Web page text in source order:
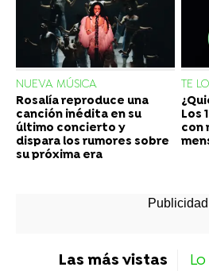
NUEVA MÚSICA
Rosalía reproduce una
canción inédita en su
último concierto y
dispara los rumores sobre
su próxima era
TE
Los
con
Las más vistas